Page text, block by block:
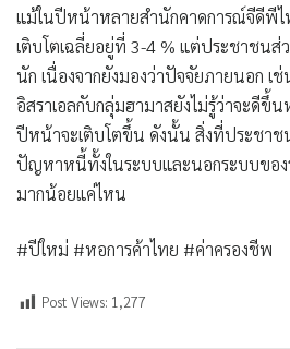
แม้ในปีหน้าหลายสำนักคาดการณ์จีดีพีไ
เติบโตเฉลี่ยอยู่ที่ 3-4 % แต่ประชาชนส่
นัก เนื่องจากยังมองว่าปัจจัยภายนอก เช่
อิสราเอลกับกลุ่มฮามาสยังไม่รู้ว่าจะดีขึ้
ปีหน้าจะเติบโตขึ้น ดังนั้น สิ่งที่ประชาช
ปัญหาหนี้ทั้งในระบบและนอกระบบของ
มากน้อยแค่ไหน
#ปีใหม่ #หอการค้าไทย #ค่าครองชีพ
Post Views: 1,277